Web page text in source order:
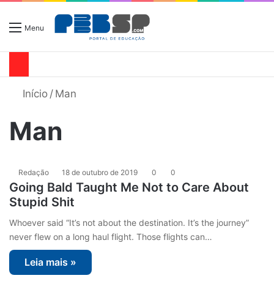
Menu
Início / Man
Man
Redação 18 de outubro de 2019 0 0
Going Bald Taught Me Not to Care About
Stupid Shit
Whoever said “It’s not about the destination. It’s the journey”
never flew on a long haul flight. Those flights can…
Leia mais »